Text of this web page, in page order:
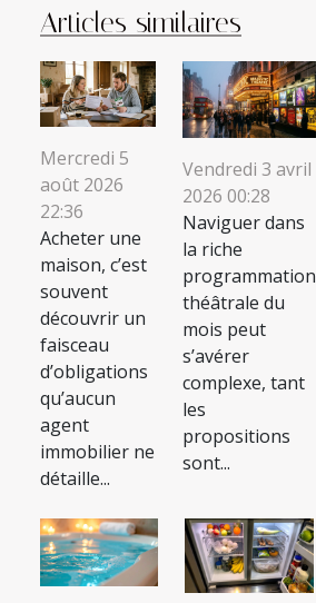
Articles similaires
Mercredi 5
août 2026
22:36
Acheter une
maison, c’est
souvent
découvrir un
faisceau
d’obligations
qu’aucun
agent
immobilier ne
détaille...
Vendredi 3 avril
2026 00:28
Naviguer dans
la riche
programmation
théâtrale du
mois peut
s’avérer
complexe, tant
les
propositions
sont...